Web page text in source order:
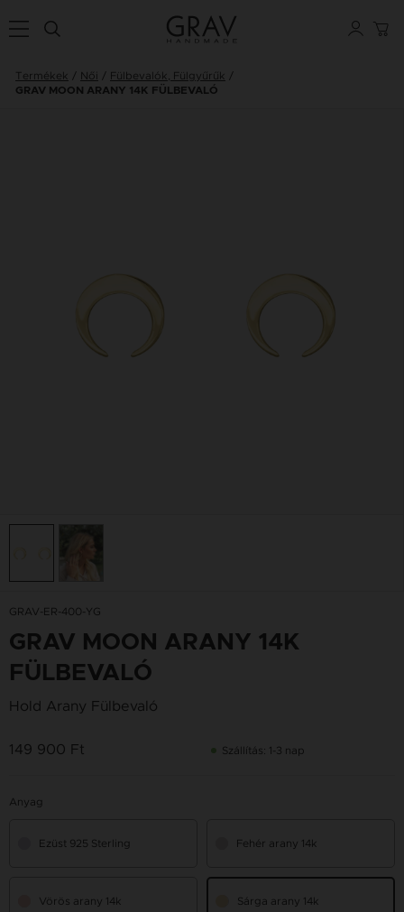
Termékek Női Fülbevalók, Fülgyűrűk
GRAV MOON ARANY 14K FÜLBEVALÓ
GRAV-ER-400-YG
GRAV MOON ARANY 14K
FÜLBEVALÓ
Hold Arany Fülbevaló
149 900 Ft Szállítás: 1-3 nap
Anyag
Ezüst 925 Sterling Fehér arany 14k
Vörös arany 14k Sárga arany 14k